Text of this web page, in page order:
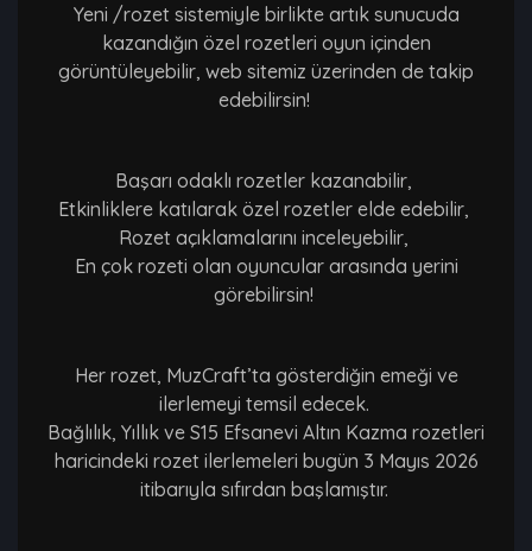
Yeni /rozet sistemiyle birlikte artık sunucuda
kazandığın özel rozetleri oyun içinden
görüntüleyebilir, web sitemiz üzerinden de takip
edebilirsin!
Başarı odaklı rozetler kazanabilir,
Etkinliklere katılarak özel rozetler elde edebilir,
Rozet açıklamalarını inceleyebilir,
En çok rozeti olan oyuncular arasında yerini
görebilirsin!
Her rozet, MuzCraft’ta gösterdiğin emeği ve
ilerlemeyi temsil edecek.
Bağlılık, Yıllık ve S15 Efsanevi Altın Kazma rozetleri
haricindeki rozet ilerlemeleri bugün 3 Mayıs 2026
itibarıyla sıfırdan başlamıştır.